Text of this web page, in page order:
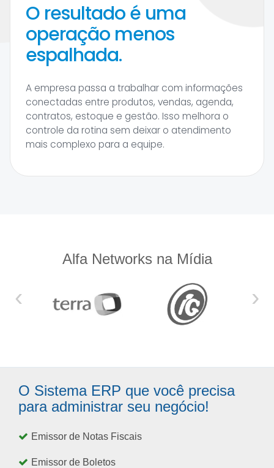
O resultado é uma
operação menos
espalhada.
A empresa passa a trabalhar com informações
conectadas entre produtos, vendas, agenda,
contratos, estoque e gestão. Isso melhora o
controle da rotina sem deixar o atendimento
mais complexo para a equipe.
Alfa Networks na Mídia
‹ ›
O Sistema ERP que você precisa
para administrar seu negócio!
Emissor de Notas Fiscais
Emissor de Boletos